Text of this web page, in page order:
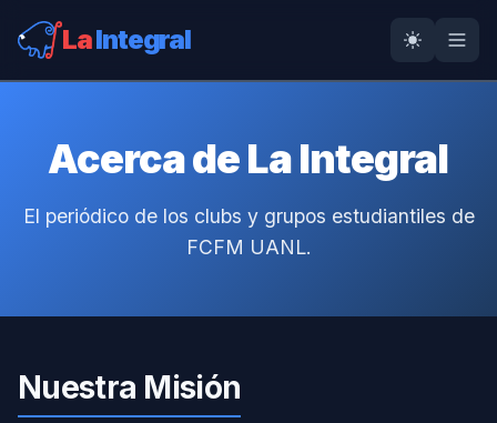
LaIntegral
Acerca de La Integral
El periódico de los clubs y grupos estudiantiles de
FCFM UANL.
Nuestra Misión